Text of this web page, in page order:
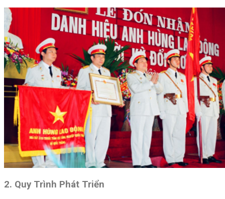
2. Quy Trình Phát Triển